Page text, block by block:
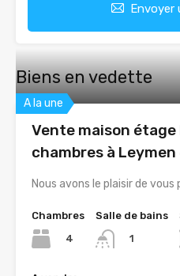
Envoyer
Biens en vedette
A la une
Vente maison étage
chambres à
Nous avons le plaisir de
Chambres
4
Salle de bains
1